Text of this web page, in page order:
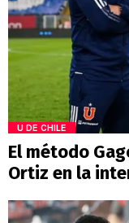
U DE CHILE
El método
Ortiz en la